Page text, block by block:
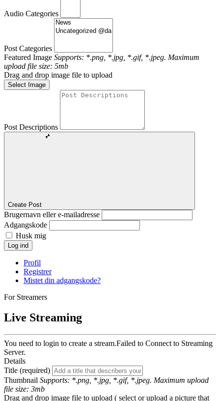
Audio Categories
Post Categories
Featured Image Supports: *.png, *.jpg, *.gif, *.jpeg. Maximum
upload file size: 5mb
Drag and drop image file to upload
Select Image
Post Descriptions
Create Post
Brugernavn eller e-mailadresse
Adgangskode
Husk mig
Log ind
Profil
Registrer
Mistet din adgangskode?
For Streamers
Live Streaming
You need to login to create a stream.Failed to Connect to Streaming
Server.
Details
Title (required)
Thumbnail Supports: *.png, *.jpg, *.gif, *.jpeg. Maximum upload
file size: 3mb
Drag and drop image file to upload ( select or upload a picture that